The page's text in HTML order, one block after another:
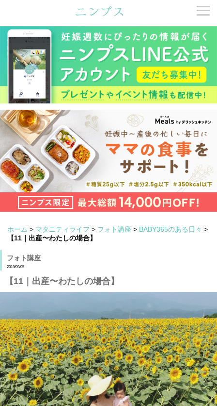
ホーム > マタニティライフ > フォト講座 > BABY365のある日々 >
【11｜出産〜わたしの場合】
フォト講座
2019/09/05
【11｜出産〜わたしの場合】